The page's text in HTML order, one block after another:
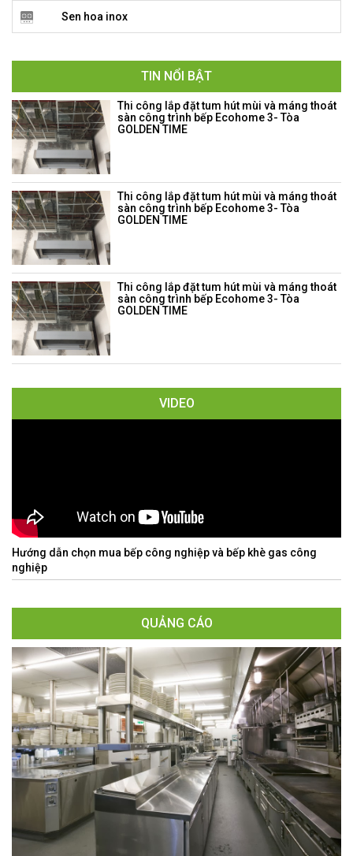
Sen hoa inox
TIN NỔI BẬT
Thi công lắp đặt tum hút mùi và máng thoát
sàn công trình bếp Ecohome 3- Tòa
GOLDEN TIME
Thi công lắp đặt tum hút mùi và máng thoát
sàn công trình bếp Ecohome 3- Tòa
GOLDEN TIME
Thi công lắp đặt tum hút mùi và máng thoát
sàn công trình bếp Ecohome 3- Tòa
GOLDEN TIME
VIDEO
Hướng dẫn chọn mua bếp công nghiệp và bếp khè gas công
nghiệp
QUẢNG CÁO